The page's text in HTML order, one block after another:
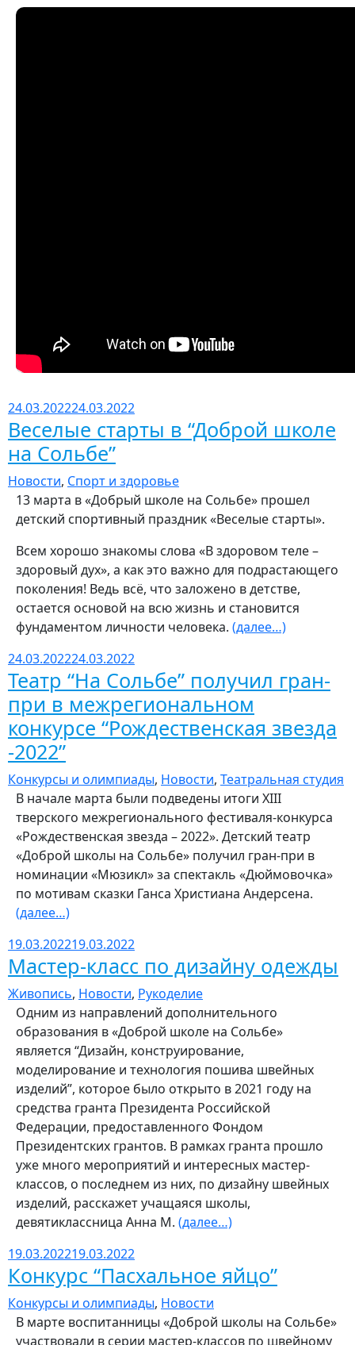
24.03.202224.03.2022
Веселые старты в “Доброй школе
на Сольбе”
Новости, Спорт и здоровье
13 марта в «Добрый школе на Сольбе» прошел
детский спортивный праздник «Веселые старты».
Всем хорошо знакомы слова «В здоровом теле –
здоровый дух», а как это важно для подрастающего
поколения! Ведь всё, что заложено в детстве,
остается основой на всю жизнь и становится
фундаментом личности человека. (далее…)
24.03.202224.03.2022
Театр “На Сольбе” получил гран-
при в межрегиональном
конкурсе “Рождественская звезда
-2022”
Конкурсы и олимпиады, Новости, Театральная студия
В начале марта были подведены итоги XIII
тверского межрегионального фестиваля-конкурса
«Рождественская звезда – 2022». Детский театр
«Доброй школы на Сольбе» получил гран-при в
номинации «Мюзикл» за спектакль «Дюймовочка»
по мотивам сказки Ганса Христиана Андерсена.
(далее…)
19.03.202219.03.2022
Мастер-класс по дизайну одежды
Живопись, Новости, Рукоделие
Одним из направлений дополнительного
образования в «Доброй школе на Сольбе»
является “Дизайн, конструирование,
моделирование и технология пошива швейных
изделий”, которое было открыто в 2021 году на
средства гранта Президента Российской
Федерации, предоставленного Фондом
Президентских грантов. В рамках гранта прошло
уже много мероприятий и интересных мастер-
классов, о последнем из них, по дизайну швейных
изделий, расскажет учащаяся школы,
девятиклассница Анна М. (далее…)
19.03.202219.03.2022
Конкурс “Пасхальное яйцо”
Конкурсы и олимпиады, Новости
В марте воспитанницы «Доброй школы на Сольбе»
участвовали в серии мастер-классов по швейному